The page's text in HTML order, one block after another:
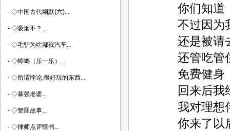
你们知道，
不过因为我
还是被请
还管吃管
免费健身
回来后我
我对理想
你来了以后
- ◇中国古代幽默(六)...
- ◇吸烟不？...
- ◇毛驴为啥鄙视汽车...
- ◇蟑螂（乐一乐）...
- ◇所谓悖论,很好玩的东西...
- ◇暴强老婆...
- ◇警匪故事...
- ◇律师点评情书...